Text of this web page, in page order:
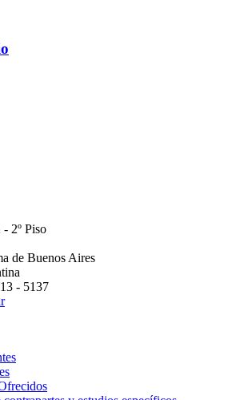
2º Piso
de Buenos Aires
- 5137